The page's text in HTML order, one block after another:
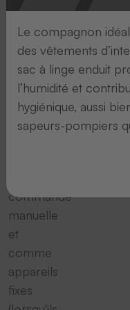
que
vous
utiliser
fois
comme
commande
manuelle
et
comme
appareils
fixes
Le compagnon
des vêtements
sac à linge enduit
l’humidité et
hygiénique, aussi
sapeurs-pompiers